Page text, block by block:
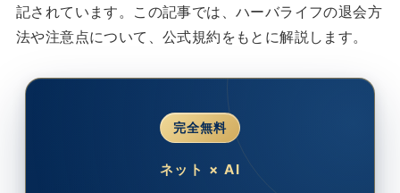
記されています。この記事では、ハーバライフの退会方
法や注意点について、公式規約をもとに解説します。
完全無料
ネット × AI